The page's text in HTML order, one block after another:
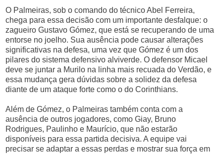
O Palmeiras, sob o comando do técnico Abel Ferreira,
chega para essa decisão com um importante desfalque: o
zagueiro Gustavo Gómez, que está se recuperando de uma
entorse no joelho. Sua ausência pode causar alterações
significativas na defesa, uma vez que Gómez é um dos
pilares do sistema defensivo alviverde. O defensor Micael
deve se juntar a Murilo na linha mais recuada do Verdão, e
essa mudança gera dúvidas sobre a solidez da defesa
diante de um ataque forte como o do Corinthians.
Além de Gómez, o Palmeiras também conta com a
ausência de outros jogadores, como Giay, Bruno
Rodrigues, Paulinho e Maurício, que não estarão
disponíveis para essa partida decisiva. A equipe vai
precisar se adaptar a essas perdas e mostrar sua força em